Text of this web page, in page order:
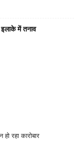
में तनाव
रहा कारोबार